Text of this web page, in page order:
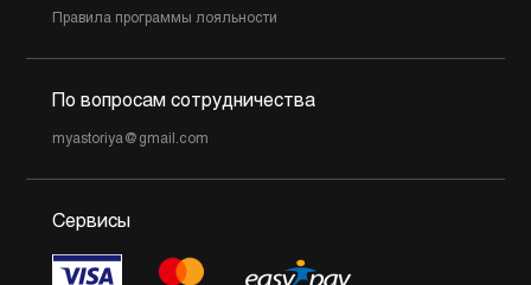
Правила программы лояльности
По вопросам сотрудничества
myastoriya@gmail.com
Сервисы